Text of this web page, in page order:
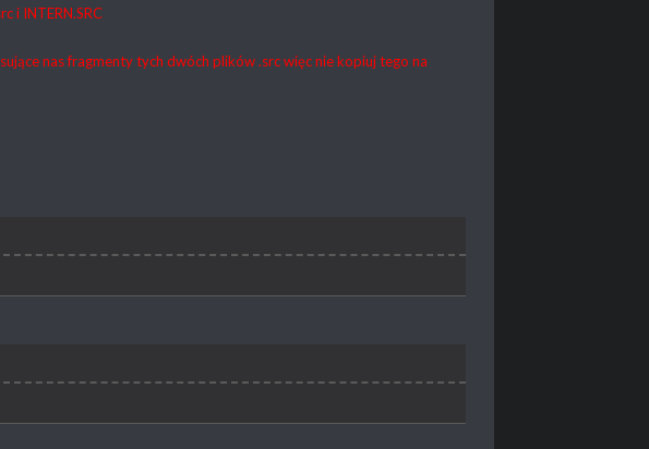
i INTERN.SRC
nas fragmenty tych dwóch plików .src więc nie kopiuj tego na